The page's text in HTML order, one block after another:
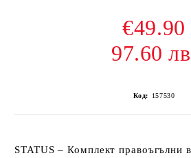
€49.90
97.60
Код: 157530
STATUS – Комплект правоъгълни